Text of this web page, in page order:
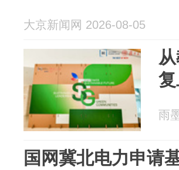
大京新闻网 2026-08-05
雨
国网冀北电力申请